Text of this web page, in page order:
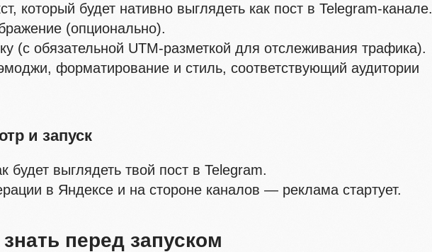
который будет нативно выглядеть как пост в Telegram-канале.
(опционально).
(с обязательной UTM-разметкой для отслеживания трафика).
форматирование и стиль, соответствующий аудитории
и запуск
будет выглядеть твой пост в Telegram.
в Яндексе и на стороне каналов — реклама стартует.
перед запуском